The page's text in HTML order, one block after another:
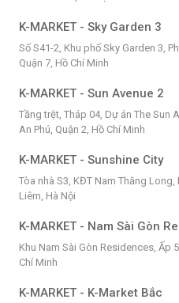
K-MARKET - Sky Garden 3
Số S41-2, Khu phố Sky Garden 3,
Quận 7, Hồ Chí Minh
K-MARKET - Sun Avenue 2
Tầng trệt, Tháp 04, Dự án The Sun
An Phú, Quận 2, Hồ Chí Minh
K-MARKET - Sunshine City
Tòa nhà S3, KĐT Nam Thăng
Liêm, Hà Nội
K-MARKET - Nam Sài Gòn
Khu Nam Sài Gòn Residences, Ấp
Chí Minh
K-MARKET - K-Market Bắc